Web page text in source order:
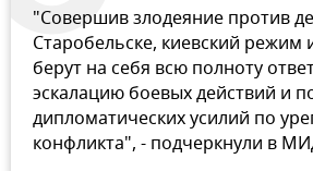
"Совершив злодеяние против
Старобельске, киевский режим
берут на себя всю полноту
эскалацию боевых действий и
дипломатических усилий по
конфликта", - подчеркнули в